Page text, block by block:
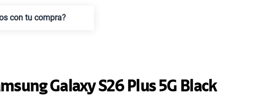
con tu compra?
Galaxy S26 Plus 5G Black